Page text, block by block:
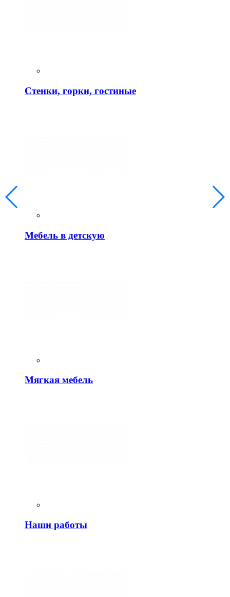
Стенки, горки, гостиные
Мебель в детскую
Мягкая мебель
Наши работы